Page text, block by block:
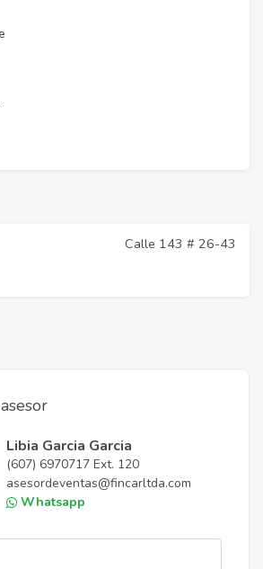
Calle 143 # 26-43
Libia Garcia Garcia
(607) 6970717 Ext. 120
asesordeventas@fincarltda.com
Whatsapp